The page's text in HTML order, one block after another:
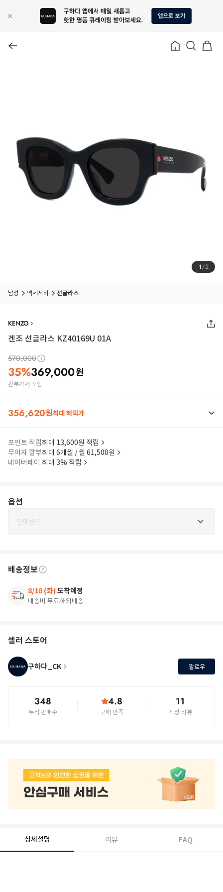
1/2
남성 액세서리 선글라스
KENZO
겐조 선글라스 KZ40169U 01A
570,000
35%369,000원
관부가세 포함
356,620원최대 혜택가
포인트 적립최대 13,600원 적립
무이자 할부최대 6개월 / 월 61,500원
네이버페이 최대 3% 적립
옵션
판매중지
배송정보
8/18 (화) 도착예정
배송비 무료해외배송
셀러 스토어
구하다_CK 팔로우
348
누적 판매수
4.8
구매 만족
11
작성 리뷰
상세설명 리뷰 FAQ